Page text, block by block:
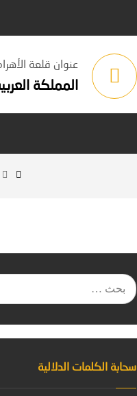
عنوان قلعة
المملكة
سحابة الكلمات الدلالية